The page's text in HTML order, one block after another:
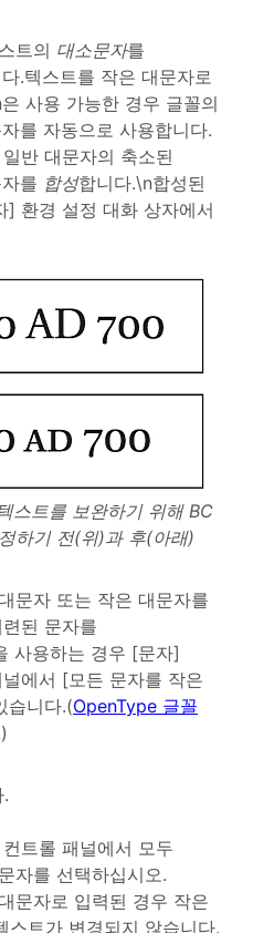
트의 대소문자를
.텍스트를 작은 대문자로
사용 가능한 경우 글꼴의
를 자동으로 사용합니다.
반 대문자의 축소된
를 합성합니다.\n합성된
] 환경 설정 대화 상자에서
스트를 보완하기 위해 BC
하기 전(위)과 후(아래)
문자 또는 작은 대문자를
된 문자를
사용하는 경우 [문자]
에서 [모든 문자를 작은
습니다.(OpenType 글꼴
트롤 패널에서 모두
자를 선택하십시오.
문자로 입력된 경우 작은
스트가 변경되지 않습니다.